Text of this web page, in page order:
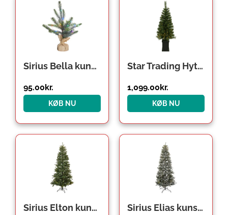
Sirius Bella kunstigt juletræ med farvet lys, 30 cm
95.00kr.
KØB NU
Star Trading Hytte kunstigt juletræ med lys
1,099.00kr.
KØB NU
Sirius Elton kunstigt juletræ med lys, 240 cm Sirius Elias kunstigt juletræ med lys, 210 cm